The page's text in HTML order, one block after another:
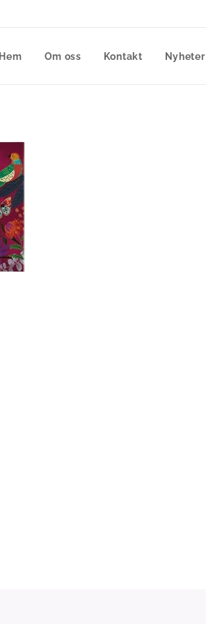
Hem Om oss Kontakt Nyheter